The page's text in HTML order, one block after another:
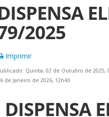
2025
Imprimir
Quinta, 02 de Outubro de 2025,
de Janeiro de 2026, 12h43
DISPENSA